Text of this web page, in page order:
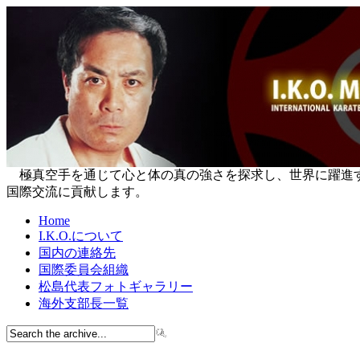
極真空手を通じて心と体の真の強さを探求し、世界に躍
国際交流に貢献します。
Home
I.K.O.について
国内の連絡先
国際委員会組織
松島代表フォトギャラリー
海外支部長一覧